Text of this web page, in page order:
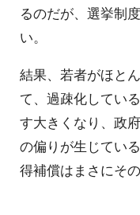
るのだが、選挙制
い。
結果、若者がほと
て、過疎化してい
す大きくなり、政
の偏りが生じてい
得補償はまさにそ